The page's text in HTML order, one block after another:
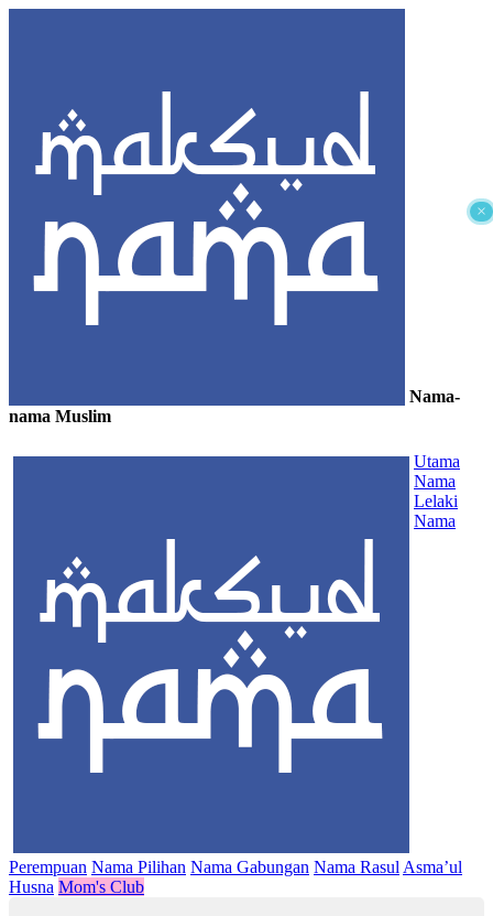
×
Nama-
nama Muslim
Utama
Nama
Lelaki
Nama
Perempuan Nama Pilihan Nama Gabungan Nama Rasul Asma’ul
Husna Mom's Club